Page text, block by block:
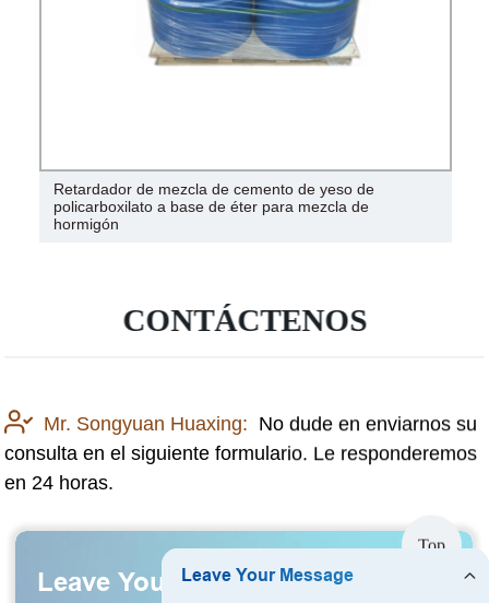
Retardador de mezcla de cemento de yeso de
policarboxilato a base de éter para mezcla de
hormigón
CONTÁCTENOS
Mr. Songyuan Huaxing: No dude en enviarnos su
consulta en el siguiente formulario. Le responderemos
en 24 horas.
Top